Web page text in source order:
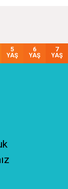
5
YAŞ
6
YAŞ
7
YAŞ